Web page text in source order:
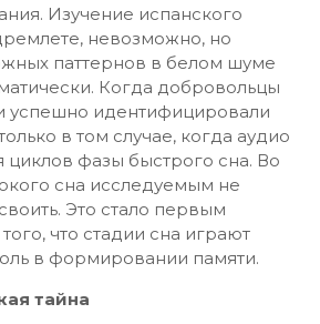
Изучение испанского
невозможно, но
паттернов в белом шуме
Когда добровольцы
успешно идентифицировали
в том случае, когда аудио
циклов фазы быстрого сна. Во
сна исследуемым не
Это стало первым
что стадии сна играют
в формировании памяти.
тайна